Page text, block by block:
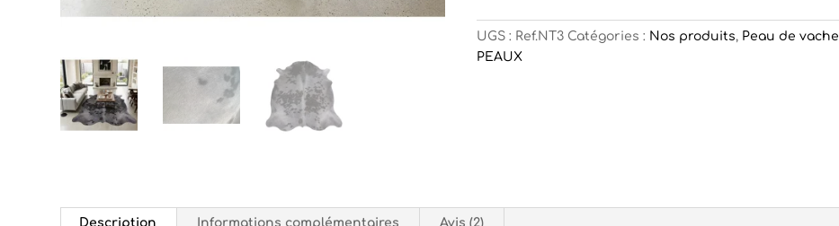
foncé
UGS : Ref.NT3 Catégories : Nos produits, Peau de vache
PEAUX
Description Informations complémentaires Avis (2)